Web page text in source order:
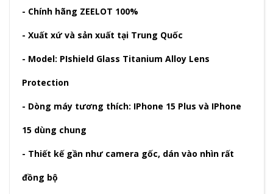
- Chính hãng ZEELOT 100%
- Xuất xứ và sản xuất tại Trung Quốc
- Model: PIshield Glass Titanium Alloy Lens
Protection
- Dòng máy tương thích: IPhone 15 Plus và IPhone
15 dùng chung
- Thiết kế gần như camera gốc, dán vào nhìn rất
đồng bộ